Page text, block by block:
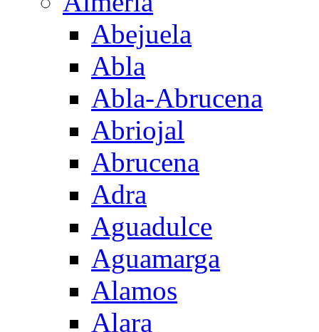
Abejuela
Abla
Abla-Abrucena
Abriojal
Abrucena
Adra
Aguadulce
Aguamarga
Alamos
Alara